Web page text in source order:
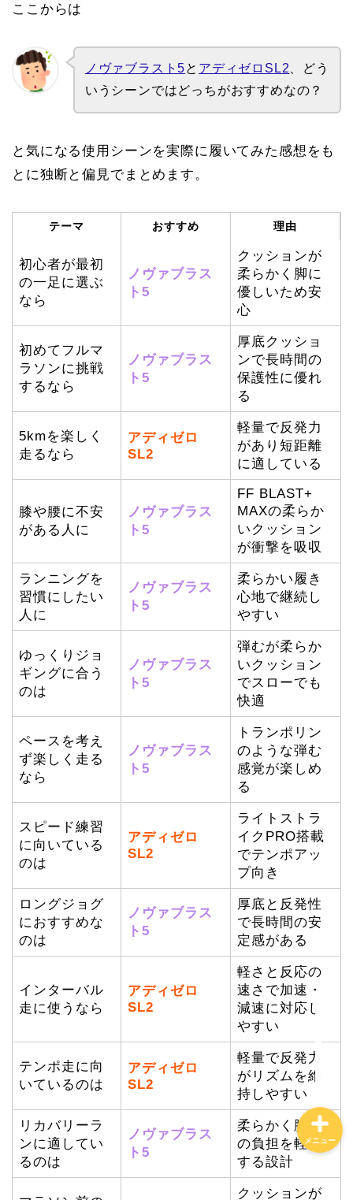
ここからは
ノヴァブラスト5と アディゼロSL2、どう
いうシーンではどっちがおすすめなの？
と気になる使用シーンを実際に履いてみた感想をも
とに独断と偏見でまとめます。
テーマ おすすめ 理由
初心者が最初
の一足に選ぶ
なら
ノヴァブラス
ト5
クッションが
柔らかく脚に
優しいため安
心
初めてフルマ
ラソンに挑戦
するなら
ノヴァブラス
ト5
厚底クッショ
ンで長時間の
保護性に優れ
る
5kmを楽しく
走るなら
アディゼロ
SL2
軽量で反発力
があり短距離
に適している
膝や腰に不安
がある人に
ノヴァブラス
ト5
FF BLAST+
MAXの柔らか
いクッション
が衝撃を吸収
ランニングを
習慣にしたい
人に
ノヴァブラス
ト5
柔らかい履き
心地で継続し
やすい
ゆっくりジョ
ギングに合う
のは
ノヴァブラス
ト5
弾むが柔らか
いクッション
でスローでも
快適
ペースを考え
ず楽しく走る
なら
ノヴァブラス
ト5
トランポリン
のような弾む
感覚が楽しめ
る
スピード練習
に向いている
のは
アディゼロ
SL2
ライトストラ
イクPRO搭載
でテンポアッ
プ向き
ロングジョグ
におすすめな
のは
ノヴァブラス
ト5
厚底と反発性
で長時間の安
定感がある
インターバル
走に使うなら
アディゼロ
SL2
軽さと反応の
速さで加速・
減速に対応し
やすい
テンポ走に向
いているのは
アディゼロ
SL2
軽量で反発力
がリズムを維
持しやすい
リカバリーラ
ンに適してい
るのは
ノヴァブラス
ト5
柔らかく脚へ
の負担を軽減
する設計
クッションが
メニュー
ホーム
特定商取引法に基づく表記
プライバシーポリシー
お問合せ